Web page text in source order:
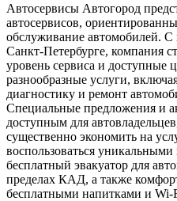
Автосервисы Автогород
автосервисов,
обслуживание автомобилей. С
Санкт-Петербурге, компания
уровень сервиса и доступные
разнообразные услуги,
диагностику и ремонт
Специальные предложения и
доступным для
существенно экономить на
воспользоваться
бесплатный эвакуатор для
пределах КАД, а также
бесплатными напитками и Wi-